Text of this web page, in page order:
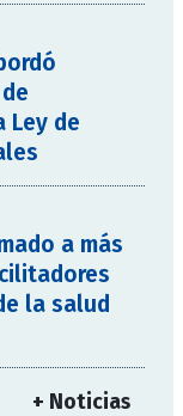
Ley de
a más
la salud
+ Noticias